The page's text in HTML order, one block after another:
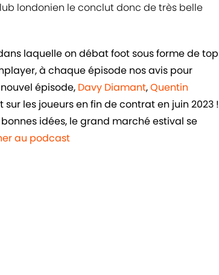
londonien le conclut donc de très belle
laquelle on débat foot sous forme de top
à chaque épisode nos avis pour
épisode, Davy Diamant,Quentin
sur les joueurs en fin de contrat en juin 2023 !
idées, le grand marché estival se
au podcast